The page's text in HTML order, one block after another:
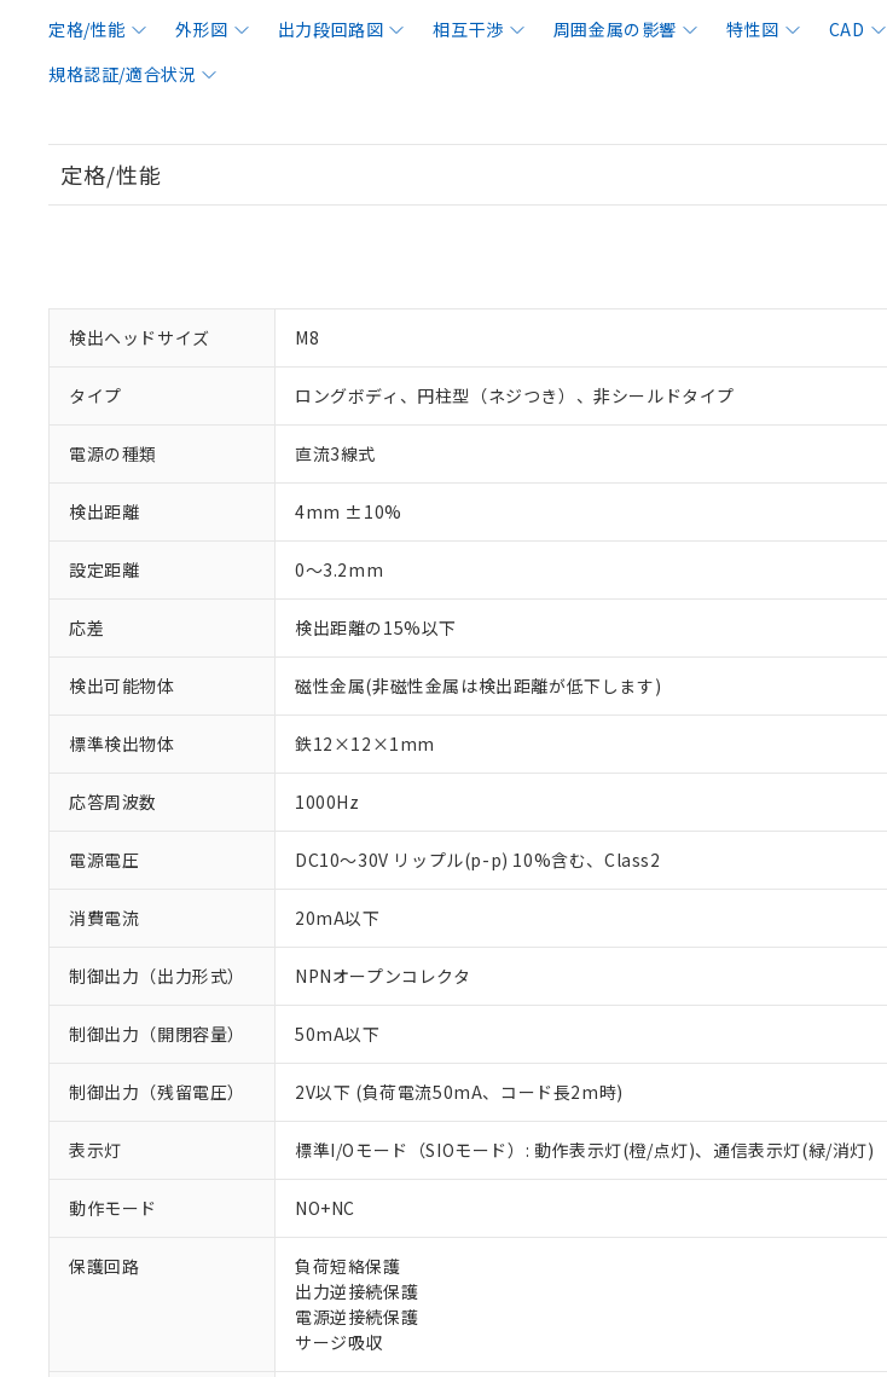
定格/性能 外形図 出力段回路図 相互干渉 周囲金属の影響 特性図 CAD
規格認証/適合状況
定格/性能
検出ヘッドサイズ M8
タイプ ロングボディ、円柱型（ネジつき）、非シールドタイプ
電源の種類 直流3線式
検出距離 4mm ±10%
設定距離 0～3.2mm
応差 検出距離の15%以下
検出可能物体 磁性金属(非磁性金属は検出距離が低下します)
標準検出物体 鉄12×12×1mm
応答周波数 1000Hz
電源電圧 DC10～30V リップル(p-p) 10%含む、Class2
消費電流 20mA以下
制御出力（出力形式） NPNオープンコレクタ
制御出力（開閉容量） 50mA以下
制御出力（残留電圧） 2V以下 (負荷電流50mA、コード長2m時)
表示灯 標準I/Oモード（SIOモード）: 動作表示灯(橙/点灯)、通信表示灯(緑/消灯)
動作モード NO+NC
保護回路
負荷短絡保護
出力逆接続保護
電源逆接続保護
サージ吸収
ご利用条件
以下の条件をお読みいただき、同意のうえご利用ください。
対応済み：EU RoHS指令（10物質）の非含有に対応した製
対応予定：EU RoHS指令（10物質）の非含有に対応した製品
対応予定なし：EU RoHS指令（10物質）の非含有に非対応の
調査・確認中：EU RoHS指令（10物質）の非含有の対応状況
があります。
*EU RoHS指令（10物質）：
鉛(Pb) 1000ppm以下、 水銀(Hg) 1000ppm以下、 カドミウム(Cd) 100ppm以下、
「○」：最大均質材料含有率が中国RoHSの基準値以下である
「×」：最大均質材料含有率が中国RoHSの基準値を超えてい
「－」：未確認です。当社販売部門へお問い合わせください。
*中国RoHS10物質の基準値 (GB/T26572)：
号